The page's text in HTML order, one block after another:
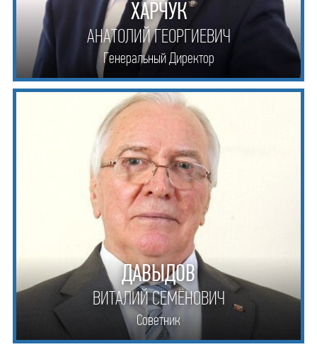
ХАРЧУК
АНАТОЛИЙ ГЕОРГИЕВИЧ
Генеральный Директор
ДАВЫДОВ
ВИТАЛИЙ СЕМЁНОВИЧ
Советник